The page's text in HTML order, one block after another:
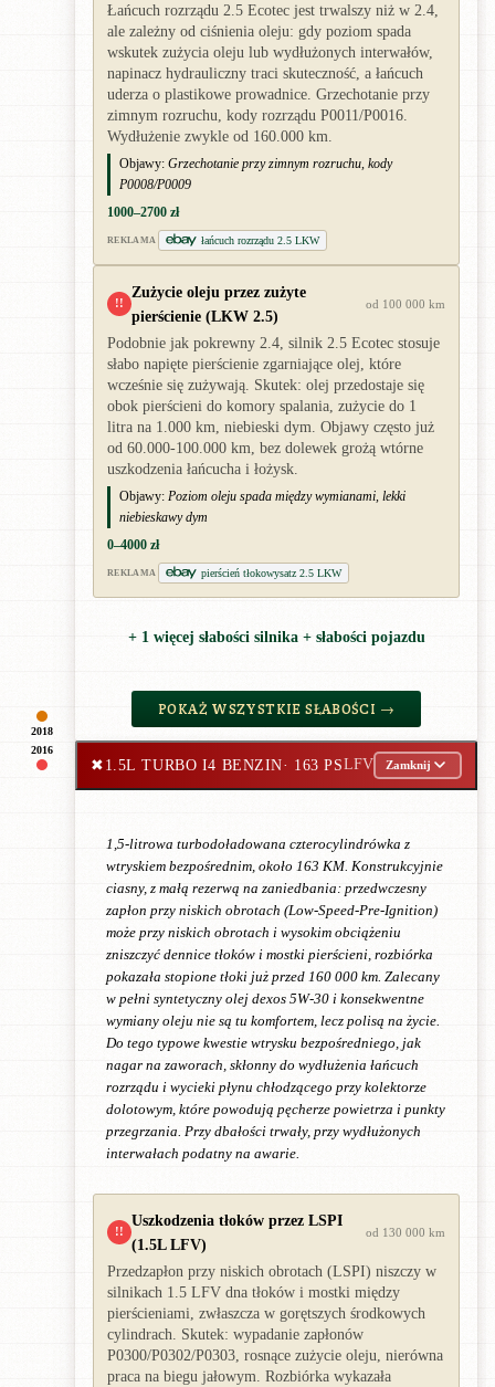
2018
Łańcuch rozrządu 2.5 Ecotec jest trwalszy niż w 2.4,
ale zależny od ciśnienia oleju: gdy poziom spada
wskutek zużycia oleju lub wydłużonych interwałów,
napinacz hydrauliczny traci skuteczność, a łańcuch
uderza o plastikowe prowadnice. Grzechotanie przy
zimnym rozruchu, kody rozrządu P0011/P0016.
Wydłużenie zwykle od 160.000 km.
Objawy: Grzechotanie przy zimnym rozruchu, kody
P0008/P0009
1000–2700 zł
REKLAMA łańcuch rozrządu 2.5 LKW
!!
Zużycie oleju przez zużyte
pierścienie (LKW 2.5)
od 100 000 km
Podobnie jak pokrewny 2.4, silnik 2.5 Ecotec stosuje
słabo napięte pierścienie zgarniające olej, które
wcześnie się zużywają. Skutek: olej przedostaje się
obok pierścieni do komory spalania, zużycie do 1
litra na 1.000 km, niebieski dym. Objawy często już
od 60.000-100.000 km, bez dolewek grożą wtórne
uszkodzenia łańcucha i łożysk.
Objawy: Poziom oleju spada między wymianami, lekki
niebieskawy dym
0–4000 zł
REKLAMA pierścień tłokowysatz 2.5 LKW
+ 1 więcej słabości silnika + słabości pojazdu
POKAŻ WSZYSTKIE SŁABOŚCI →
2016
✖1.5L TURBO I4 BENZIN· 163 PSLFV Zamknij
1,5-litrowa turbodoładowana czterocylindrówka z
wtryskiem bezpośrednim, około 163 KM. Konstrukcyjnie
ciasny, z małą rezerwą na zaniedbania: przedwczesny
zapłon przy niskich obrotach (Low-Speed-Pre-Ignition)
może przy niskich obrotach i wysokim obciążeniu
zniszczyć dennice tłoków i mostki pierścieni, rozbiórka
pokazała stopione tłoki już przed 160 000 km. Zalecany
w pełni syntetyczny olej dexos 5W-30 i konsekwentne
wymiany oleju nie są tu komfortem, lecz polisą na życie.
Do tego typowe kwestie wtrysku bezpośredniego, jak
nagar na zaworach, skłonny do wydłużenia łańcuch
rozrządu i wycieki płynu chłodzącego przy kolektorze
dolotowym, które powodują pęcherze powietrza i punkty
przegrzania. Przy dbałości trwały, przy wydłużonych
interwałach podatny na awarie.
!!
Uszkodzenia tłoków przez LSPI
(1.5L LFV)
od 130 000 km
Przedzapłon przy niskich obrotach (LSPI) niszczy w
silnikach 1.5 LFV dna tłoków i mostki między
pierścieniami, zwłaszcza w gorętszych środkowych
cylindrach. Skutek: wypadanie zapłonów
P0300/P0302/P0303, rosnące zużycie oleju, nierówna
praca na biegu jałowym. Rozbiórka wykazała